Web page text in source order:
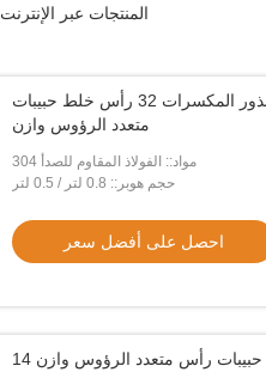
GUANGDONG TOUPACK INTELLIGENT EQUIPMENT CO., LTD المنتجات عبر الإنترنت
بذور المكسرات 32 رأس خلط حبيبات
متعدد الرؤوس وازن
مواد:: الفولاذ المقاوم للصدأ 304
حجم هوبر:: 0.8 لتر / 0.5 لتر
احصل على أفضل سعر
14 حبيبات رأس متعدد الرؤوس وازن